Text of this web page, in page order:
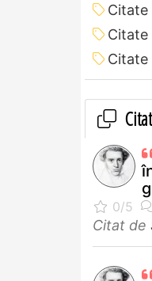
Citate
Citate
Citate
Citat de